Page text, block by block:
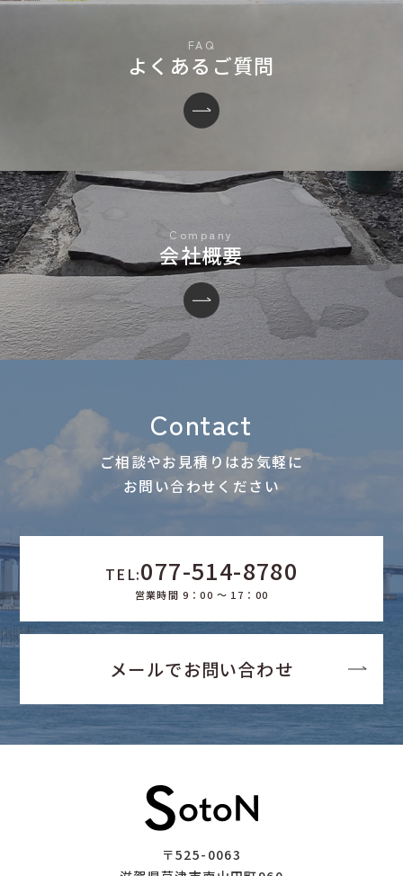
よくあるご質問
会社概要
Contact
ご相談やお見積りはお気軽に
お問い合わせください
TEL:077-514-8780
営業時間 9：00 ～ 17：00
メールでお問い合わせ
〒525-0063